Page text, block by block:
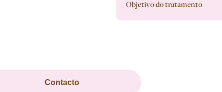
Objetivo do tratamento
Contacto